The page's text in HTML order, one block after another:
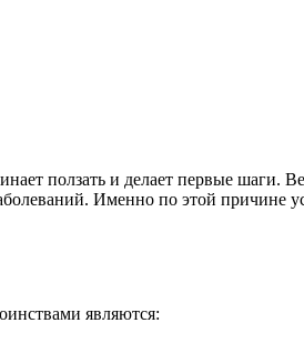
ползать и делает первые шаги.
Именно по этой причине
являются: